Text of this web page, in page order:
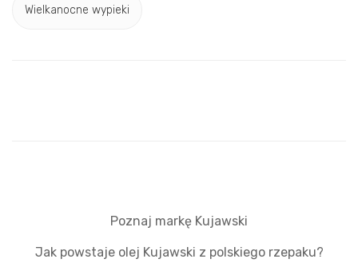
Wielkanocne wypieki
Poznaj markę Kujawski
Jak powstaje olej Kujawski z polskiego rzepaku?